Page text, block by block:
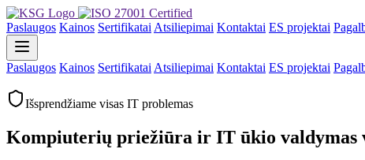
Paslaugos Kainos Sertifikatai Atsiliepimai Kontaktai ES projektai
Paslaugos Kainos Sertifikatai Atsiliepimai Kontaktai ES projektai
Išsprendžiame visas IT problemas
Kompiuterių priežiūra ir IT ūkio valdymas